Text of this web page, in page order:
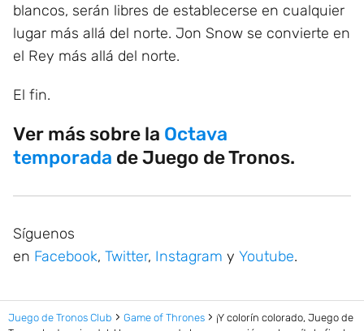
blancos, serán libres de establecerse en cualquier
lugar más allá del norte. Jon Snow se convierte en
el Rey más allá del norte.
El fin.
Ver más sobre la Octava
temporada de Juego de Tronos.
Síguenos
en Facebook, Twitter, Instagram y Youtube.
Juego de Tronos Club Game of Thrones
¡Y colorín colorado, Juego de